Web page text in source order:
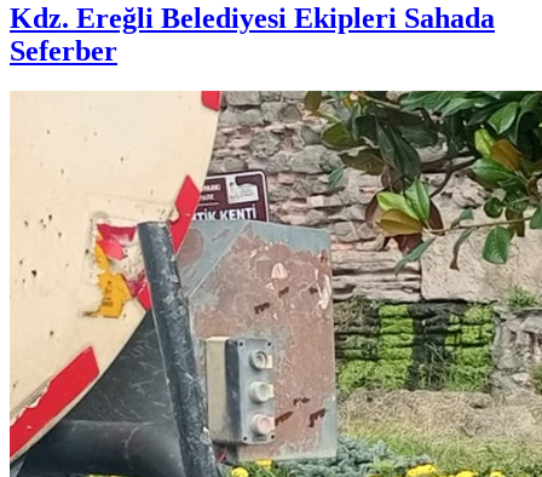
Kdz. Ereğli Belediyesi Ekipleri Sahada
Seferber